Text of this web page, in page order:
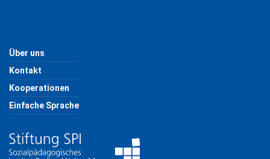
Über uns
Kontakt
Kooperationen
Einfache Sprache